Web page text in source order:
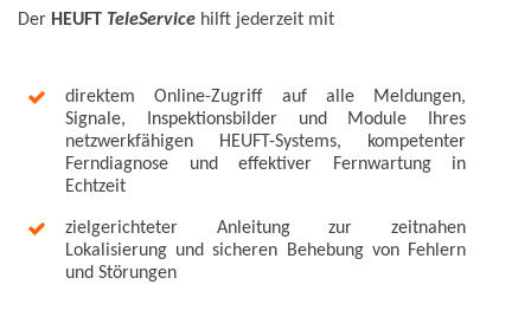
Der HEUFT TeleService hilft jederzeit mit
direktem Online-Zugriff auf alle Meldungen,
Signale, Inspektionsbilder und Module Ihres
netzwerkfähigen HEUFT-Systems, kompetenter
Ferndiagnose und effektiver Fernwartung in
Echtzeit
zielgerichteter Anleitung zur zeitnahen
Lokalisierung und sicheren Behebung von Fehlern
und Störungen